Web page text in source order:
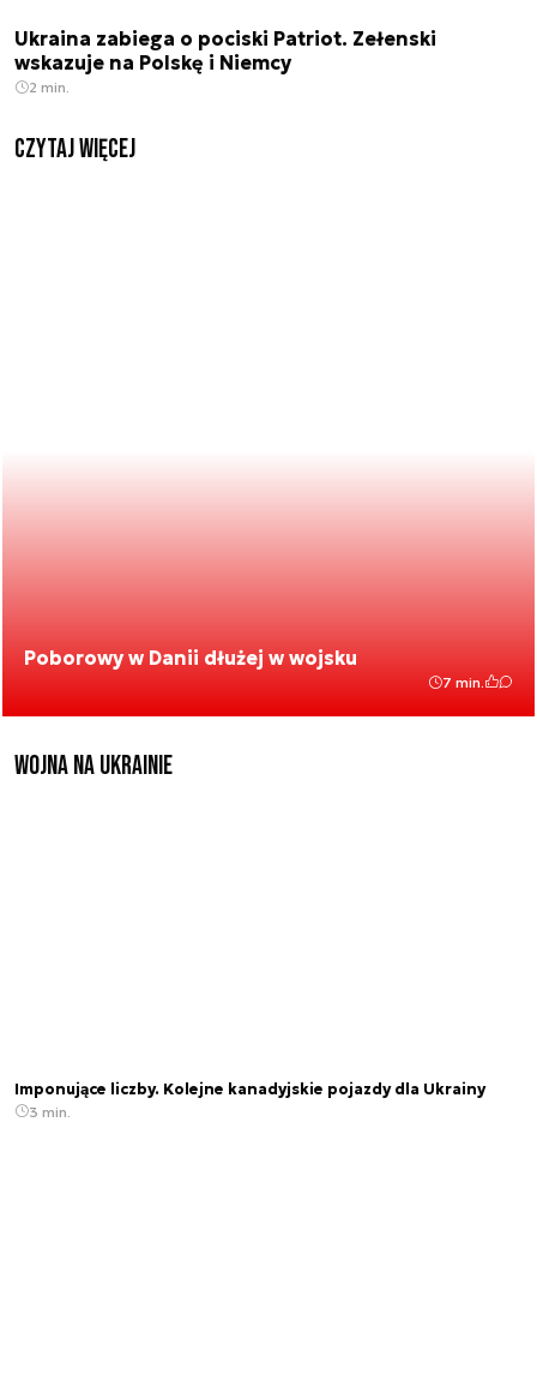
Ukraina zabiega o pociski Patriot. Zełenski
wskazuje na Polskę i Niemcy
2 min.
czytaj więcej
Poborowy w Danii dłużej w wojsku
7 min.
Wojna na Ukrainie
Imponujące liczby. Kolejne kanadyjskie pojazdy dla Ukrainy
3 min.